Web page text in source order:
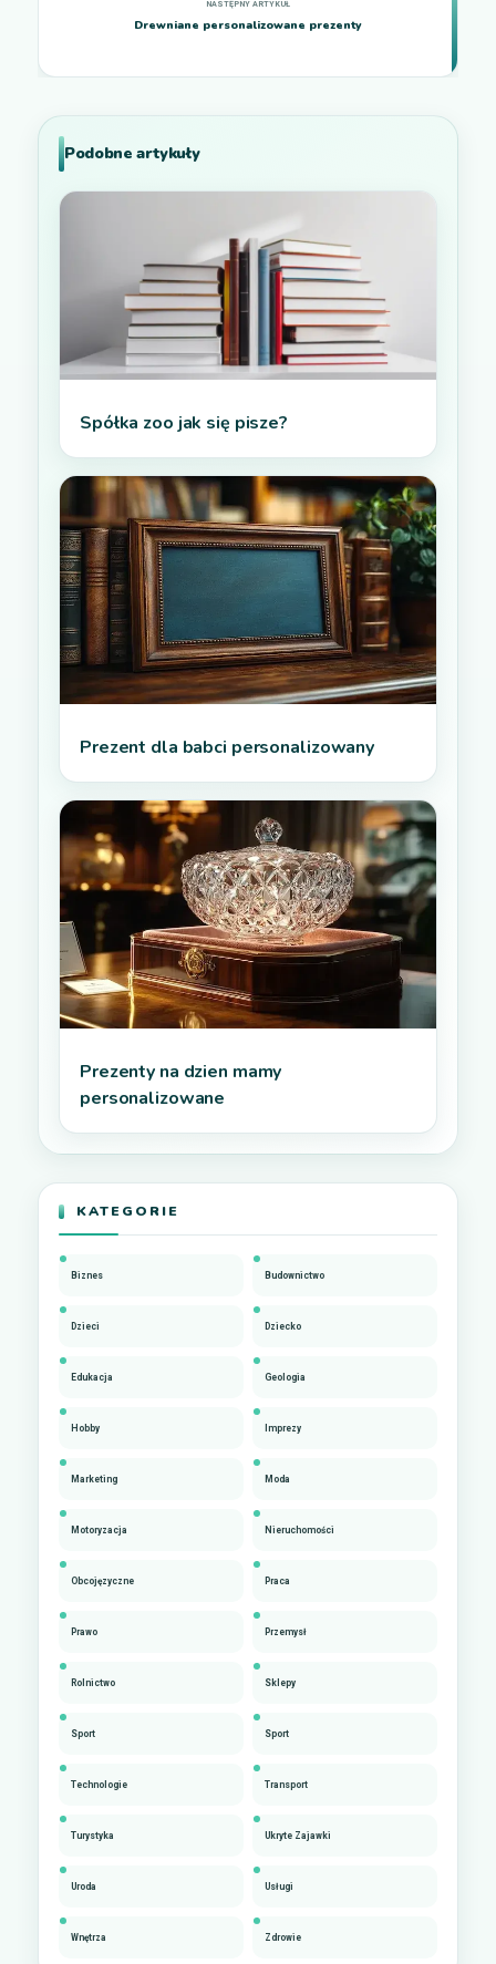
Drewniane personalizowane prezenty
Podobne artykuły
Spółka zoo jak się pisze?
Prezent dla babci personalizowany
Prezenty na dzien mamy
personalizowane
KATEGORIE
Biznes Budownictwo
Dzieci Dziecko
Edukacja Geologia
Hobby Imprezy
Marketing Moda
Motoryzacja Nieruchomości
Obcojęzyczne Praca
Prawo Przemysł
Rolnictwo Sklepy
Sport Sport
Technologie Transport
Turystyka Ukryte Zajawki
Uroda Usługi
Wnętrza Zdrowie